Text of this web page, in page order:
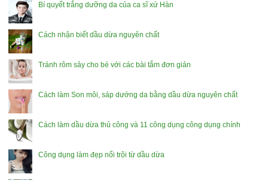
Bí quyết trắng dưỡng da của ca sĩ xứ Hàn
Cách nhận biết dầu dừa nguyên chất
Tránh rôm sảy cho bé với các bài tắm đơn giản
Cách làm Son môi, sáp dướng da bằng dầu dừa nguyên chất
Cách làm dầu dừa thủ công và 11 công dụng công dụng chính
Công dụng làm đẹp nổi trội từ dầu dừa